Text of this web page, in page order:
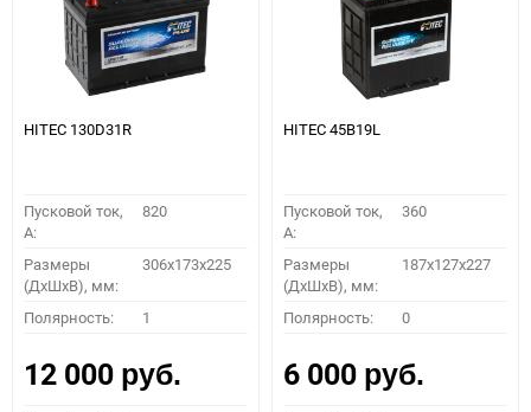
HITEC 130D31R
Пусковой ток,
A:
820
Размеры
(ДхШхВ), мм:
306x173x225
Полярность: 1
12 000 руб.
HITEC 45B19L
Пусковой ток,
A:
360
Размеры
(ДхШхВ), мм:
187x127x227
Полярность: 0
6 000 руб.